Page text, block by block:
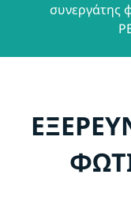
συνεργάτης